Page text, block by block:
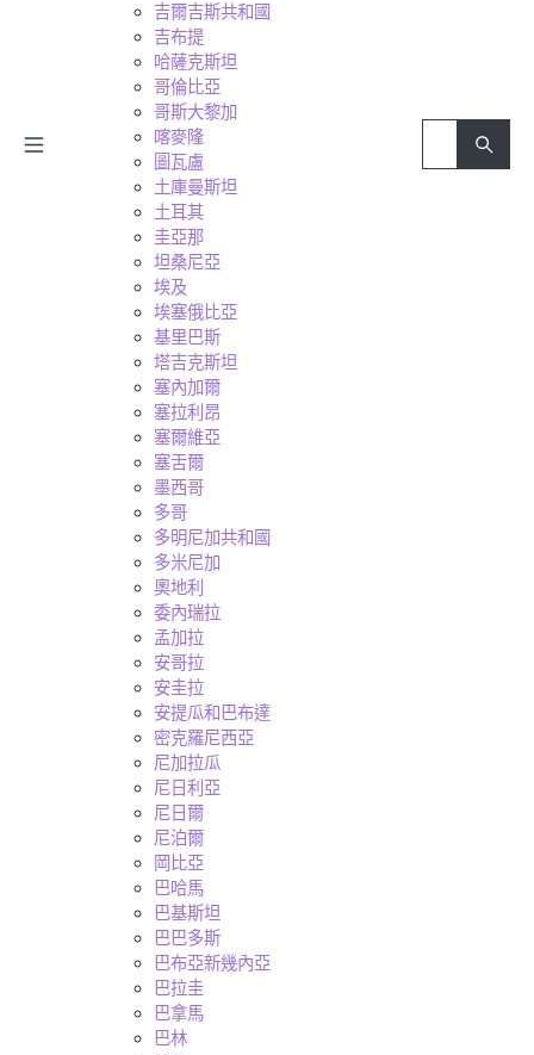
吉爾吉斯共和國
吉布提
哈薩克斯坦
哥倫比亞
哥斯大黎加
喀麥隆
圖瓦盧
土庫曼斯坦
土耳其
圭亞那
坦桑尼亞
埃及
埃塞俄比亞
基里巴斯
塔吉克斯坦
塞內加爾
塞拉利昂
塞爾維亞
塞舌爾
墨西哥
多哥
多明尼加共和國
多米尼加
奧地利
委內瑞拉
孟加拉
安哥拉
安圭拉
安提瓜和巴布達
密克羅尼西亞
尼加拉瓜
尼日利亞
尼日爾
尼泊爾
岡比亞
巴哈馬
巴基斯坦
巴巴多斯
巴布亞新幾內亞
巴拉圭
巴拿馬
巴林